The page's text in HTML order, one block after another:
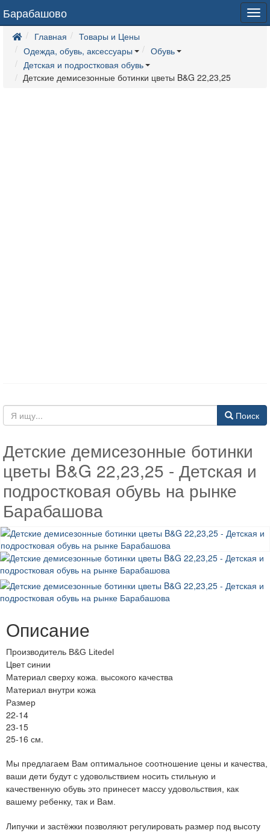
Барабашово
Главная
Товары и Цены
Одежда, обувь, аксессуары
Обувь
Детская и подростковая обувь
Детские демисезонные ботинки цветы B&G 22,23,25
Поиск
Детские демисезонные ботинки
цветы B&G 22,23,25 - Детская и
подростковая обувь на рынке
Барабашова
Описание
Производитель B&G Litedel
Цвет синии
Материал сверху кожа. высокого качества
Материал внутри кожа
Размер
22-14
23-15
25-16 см.
Мы предлагаем Вам оптимальное соотношение цены и качества,
ваши дети будут с удовольствием носить стильную и
качественную обувь это принесет массу удовольствия, как
вашему ребенку, так и Вам.
Липучки и застёжки позволяют регулировать размер под высоту